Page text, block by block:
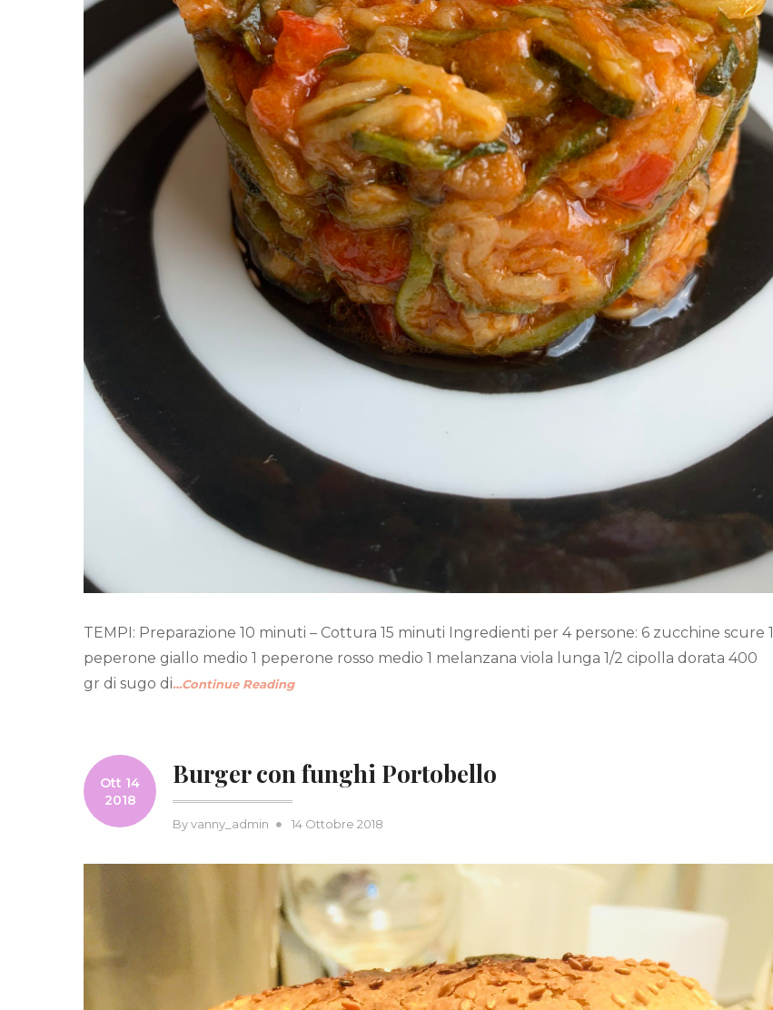
TEMPI: Preparazione 10 minuti – Cottura 15 minuti Ingredienti per 4 persone: 6 zucchine scure 1
peperone giallo medio 1 peperone rosso medio 1 melanzana viola lunga 1/2 cipolla dorata 400
gr di sugo di…Continue Reading
Ott 14
2018
Burger con funghi Portobello
Byvanny_admin
Posted
14 Ottobre 2018